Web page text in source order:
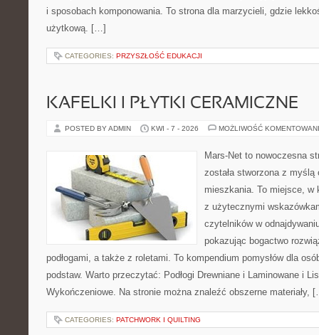
i sposobach komponowania. To strona dla marzycieli, gdzie
użytkową. […]
CATEGORIES: PRZYSZŁOŚĆ EDUKACJI
KAFELKI I PŁYTKI CERAMICZNE
POSTED BY ADMIN KWI - 7 - 2026 MOŻLIWOŚĆ
Mars-Net to nowoczesna
została stworzona z myślą
mieszkania. To miejsce, w
z użytecznymi
czytelników w
pokazując bogactwo
podłogami, a także z roletami. To kompendium pomysłów dla
podstaw. Warto przeczytać: Podłogi Drewniane i Laminowane i
Wykończeniowe. Na stronie można znaleźć obszerne materiały,
CATEGORIES: PATCHWORK I QUILTING